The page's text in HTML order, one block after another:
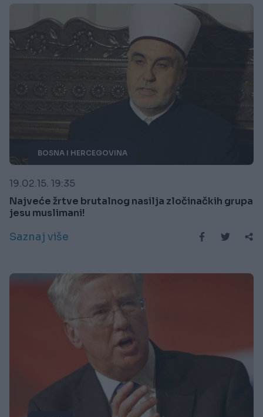
BOSNA I HERCEGOVINA
19.02.15. 19:35
Najveće žrtve brutalnog nasilja zločinačkih grupa
jesu muslimani!
Saznaj više